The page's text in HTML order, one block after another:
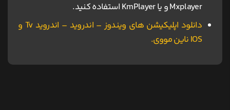
Mxplayer و یا KmPlayer استفاده کنید.
دانلود اپلیکیشن های ویندوز – اندروید – اندروید Tv و
IOS ناین مووی.